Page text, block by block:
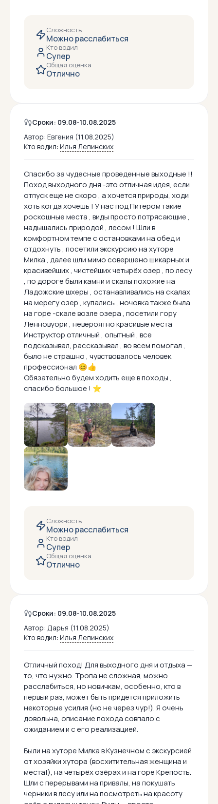
Сложность
Можно расслабиться
Кто водил
Супер
Общая оценка
Отлично
Сроки: 09.08-10.08.2025
Автор: Евгения (11.08.2025)
Кто водил: Илья Лепинских
Спасибо за чудесные проведенные выходные !!
Поход выходного дня -это отличная идея, если
отпуск еще не скоро , а хочется природы, ходи
хоть когда хочешь ! У нас под Питером такие
роскошные места , виды просто потрясающие ,
надышались природой , лесом ! Шли в
комфортном темпе с остановками на обед и
отдохнуть , посетили экскурсию на хуторе
Милка , далее шли мимо совершено шикарных и
красивейших , чистейших четырёх озер , по лесу
, по дороге были камни и скалы похожие на
Ладожские шхеры , останавливались на скалах
на мерегу озер , купались , ночовка также была
на горе -скале возле озера , посетили гору
Ленновуори , невероятно красивые места
Инструктор отличный , опытный , все
подсказывал, рассказывал , во всем помогал ,
было не страшно , чувствовалось человек
профессионал 😊👍
Обязательно будем ходить еще в походы ,
спасибо большое ! ⭐
Сложность
Можно расслабиться
Кто водил
Супер
Общая оценка
Отлично
Сроки: 09.08-10.08.2025
Автор: Дарья (11.08.2025)
Кто водил: Илья Лепинских
Отличный поход! Для выходного дня и отдыха —
то, что нужно. Тропа не сложная, можно
расслабиться, но новичкам, особенно, кто в
первый раз, может быть придётся приложить
некоторые усилия (но не через чур!). Я очень
довольна, описание похода совпало с
ожиданием и с его реализацией.
Были на хуторе Милка в Кузнечном с экскурсией
от хозяйки хутора (восхитительная женщина и
места!), на четырёх озёрах и на горе Крепость.
Шли с перерывами на привалы, на покушать
черники в лесу или на посмотреть на красоту